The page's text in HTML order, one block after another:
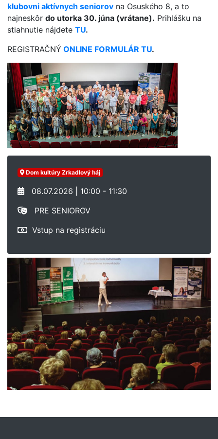
klubovni aktívnych seniorov na Osuského 8, a to
najneskôr do utorka 30. júna (vrátane). Prihlášku na
stiahnutie nájdete TU.
REGISTRAČNÝ ONLINE FORMULÁR TU.
Dom kultúry Zrkadlový háj
08.07.2026 | 10:00 - 11:30
PRE SENIOROV
Vstup na registráciu